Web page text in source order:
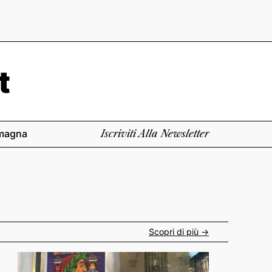
Iscriviti Alla Newsletter
Scopri di più ->